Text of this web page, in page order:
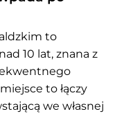
to
10 lat, znana z
to łączy
we własnej